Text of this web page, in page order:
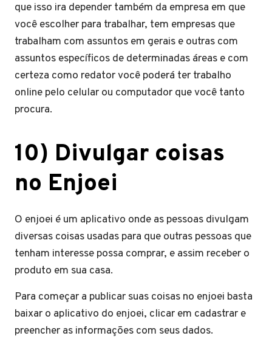
que isso ira depender também da empresa em que
você escolher para trabalhar, tem empresas que
trabalham com assuntos em gerais e outras com
assuntos específicos de determinadas áreas e com
certeza como redator você poderá ter trabalho
online pelo celular ou computador que você tanto
procura.
10) Divulgar coisas
no Enjoei
O enjoei é um aplicativo onde as pessoas divulgam
diversas coisas usadas para que outras pessoas que
tenham interesse possa comprar, e assim receber o
produto em sua casa.
Para começar a publicar suas coisas no enjoei basta
baixar o aplicativo do enjoei, clicar em cadastrar e
preencher as informações com seus dados.